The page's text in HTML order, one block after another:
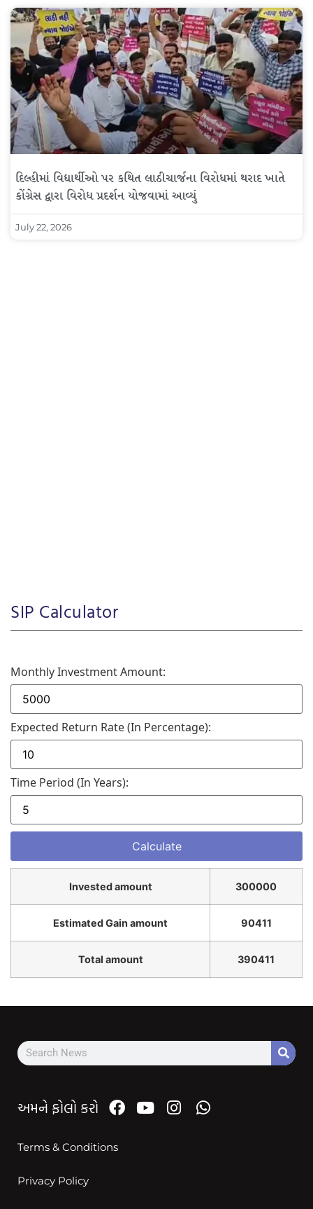
દિલ્હીમાં વિદ્યાર્થીઓ પર કથિત લાઠીચાર્જના વિરોધમાં થરાદ ખાતે
કોંગ્રેસ દ્વારા વિરોધ પ્રદર્શન યોજવામાં આવ્યું
July 22, 2026
SIP Calculator
Monthly Investment Amount:
Expected Return Rate (in Percentage):
Time Period (in Years):
Invested amount 300000
Estimated Gain amount 90411
Total amount 390411
અમને ફોલો કરો
Terms & Conditions
Privacy Policy